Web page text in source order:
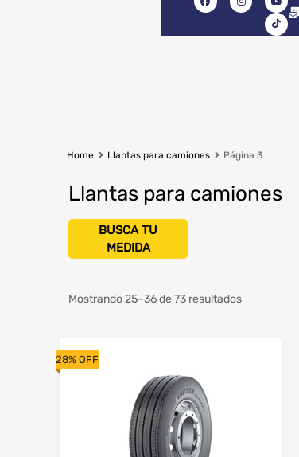
Home Llantas para camiones Página 3
Llantas para camiones
Seleccionar Ancho
Diámetro del Rin
Mostrando 25–36 de 73 resultados
28% OFF